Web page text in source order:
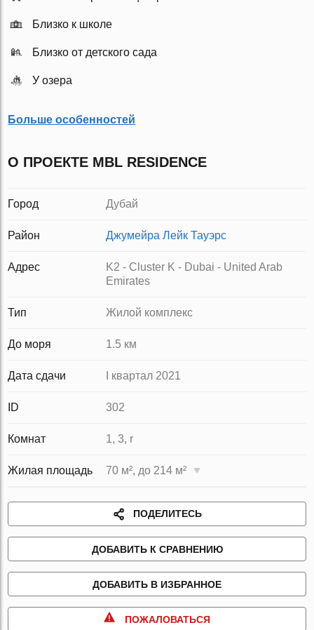
Близко к школе
Близко от детского сада
У озера
Больше особенностей
О ПРОЕКТЕ MBL RESIDENCE
Город Дубай
Район Джумейра Лейк Тауэрс
Адрес
K2 - Cluster K - Dubai - United Arab
Emirates
Тип Жилой комплекс
До моря 1.5 км
Дата сдачи I квартал 2021
ID 302
Комнат 1, 3, r
Жилая площадь 70 м², до 214 м²
ПОДЕЛИТЕСЬ
ДОБАВИТЬ К СРАВНЕНИЮ
ДОБАВИТЬ В ИЗБРАННОЕ
ПОЖАЛОВАТЬСЯ